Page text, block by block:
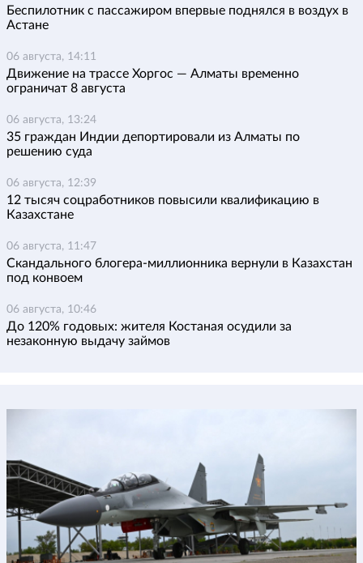
Беспилотник с пассажиром впервые поднялся в воздух в
Астане
06 августа, 14:11
Движение на трассе Хоргос — Алматы временно
ограничат 8 августа
06 августа, 13:24
35 граждан Индии депортировали из Алматы по
решению суда
06 августа, 12:39
12 тысяч соцработников повысили квалификацию в
Казахстане
06 августа, 11:47
Скандального блогера-миллионника вернули в Казахстан
под конвоем
06 августа, 10:46
До 120% годовых: жителя Костаная осудили за
незаконную выдачу займов